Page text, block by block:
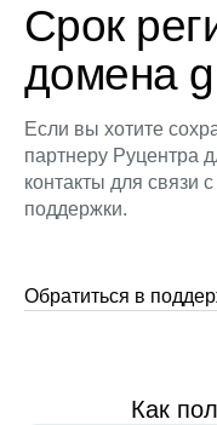
Срок
домена
Если вы хотите
партнеру Руцентра
контакты для связи
поддержки.
Обратиться в
Как